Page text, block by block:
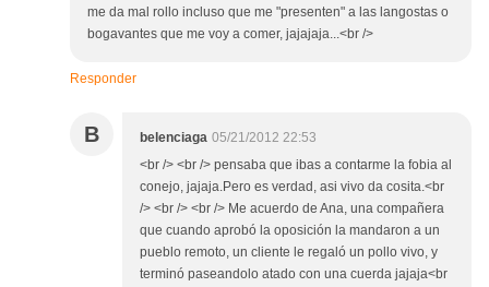
me da mal rollo incluso que me "presenten" a las langostas o
bogavantes que me voy a comer, jajajaja...<br />
Responder
B belenciaga 05/21/2012 22:53
<br /> <br /> pensaba que ibas a contarme la fobia al
conejo, jajaja.Pero es verdad, asi vivo da cosita.<br
/> <br /> <br /> Me acuerdo de Ana, una compañera
que cuando aprobó la oposición la mandaron a un
pueblo remoto, un cliente le regaló un pollo vivo, y
terminó paseandolo atado con una cuerda jajaja<br